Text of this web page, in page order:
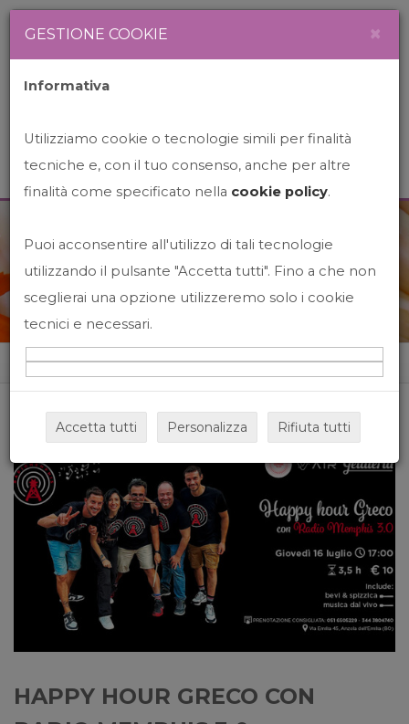
News&Events
Home News&events
HAPPY HOUR GRECO CON
GESTIONE COOKIE ×
Informativa
Utilizziamo cookie o tecnologie simili per finalità
tecniche e, con il tuo consenso, anche per altre
finalità come specificato nella cookie policy.
Puoi acconsentire all'utilizzo di tali tecnologie
utilizzando il pulsante "Accetta tutti". Fino a che non
sceglierai una opzione utilizzeremo solo i cookie
tecnici e necessari.
Accetta tutti Personalizza Rifiuta tutti